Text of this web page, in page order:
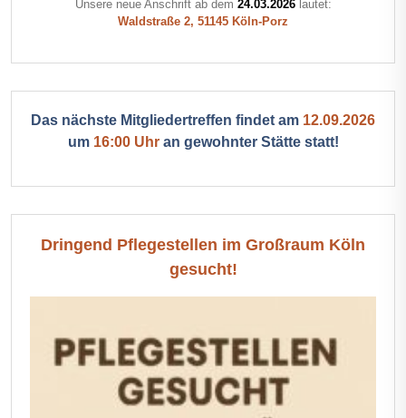
Unsere neue Anschrift ab dem 24.03.2026lautet:
Waldstraße 2, 51145 Köln-Porz
Das nächste Mitgliedertreffen findet am 12.09.2026
um 16:00 Uhran gewohnter Stätte statt!
Dringend Pflegestellen im Großraum Köln
gesucht!